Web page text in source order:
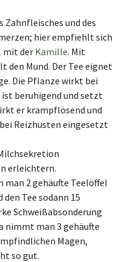
Zahnfleisches und des
hier empfiehlt sich
mit der Kamille. Mit
den Mund. Der Tee eignet
Die Pflanze wirkt bei
beruhigend und setzt
er krampflösend und
Reizhusten eingesetzt
erleichtern.
man 2 gehäufte Teelöffel
Tee sodann 15
Schweißabsonderung
nimmt man 3 gehäufte
Magen,
so gut.